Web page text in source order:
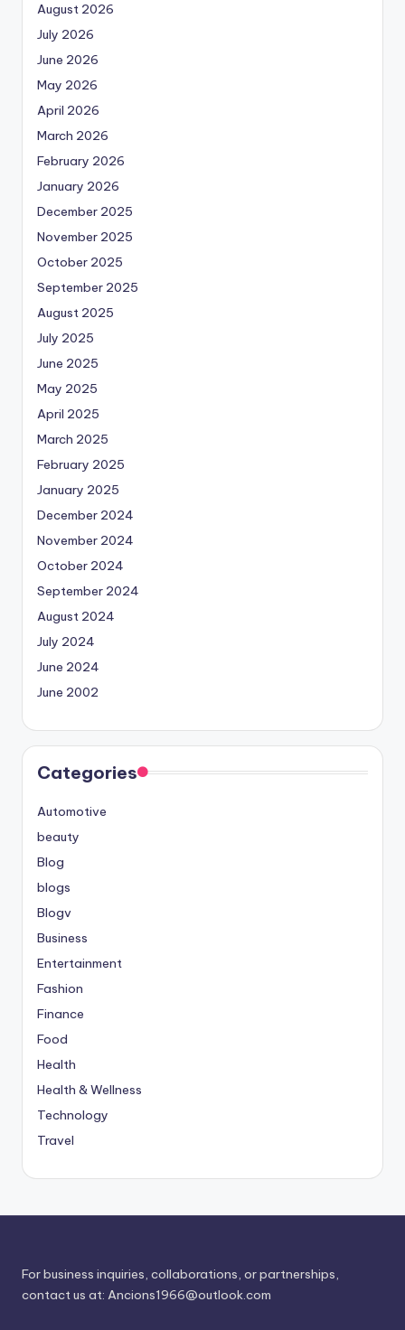
August 2026
July 2026
June 2026
May 2026
April 2026
March 2026
February 2026
January 2026
December 2025
November 2025
October 2025
September 2025
August 2025
July 2025
June 2025
May 2025
April 2025
March 2025
February 2025
January 2025
December 2024
November 2024
October 2024
September 2024
August 2024
July 2024
June 2024
June 2002
Categories
Automotive
beauty
Blog
blogs
Blogv
Business
Entertainment
Fashion
Finance
Food
Health
Health & Wellness
Technology
Travel
For business inquiries, collaborations, or partnerships,
contact us at: Ancions1966@outlook.com